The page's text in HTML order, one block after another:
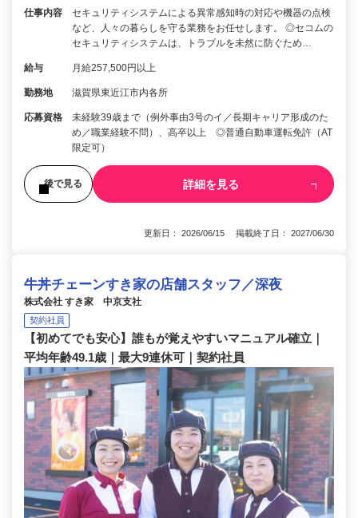
仕事内容
セキュリティシステムによる異常感知時の対応や機器の点検
など、人々の暮らしを守る業務をお任せします。 ◎セコムの
セキュリティシステムは、トラブルを未然に防ぐため…
給与 月給257,500円以上
勤務地 滋賀県東近江市内各所
応募資格
未経験39歳まで（例外事由3号のイ／長期キャリア形成のた
め／職業経験不問）、高卒以上 ◎普通自動車運転免許（AT
限定可）
後で見る 詳細を見る
更新日： 2026/06/15 掲載終了日： 2027/06/30
牛丼チェーンすき家の店舗スタッフ／深夜
株式会社 すき家 中京支社
契約社員
【初めてでも安心】誰もが覚えやすいマニュアル確立｜
平均年齢49.1歳｜最大9連休可｜契約社員